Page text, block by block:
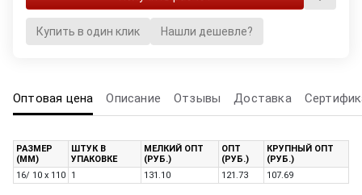
Купить в один клик Нашли дешевле?
Оптовая цена Описание Отзывы Доставка
РАЗМЕР
(ММ)
ШТУК В
УПАКОВКЕ
МЕЛКИЙ ОПТ
(РУБ.)
ОПТ
(РУБ.)
КРУПНЫЙ ОПТ
(РУБ.)
16/ 10 x 110
1 131.10 121.73 107.69